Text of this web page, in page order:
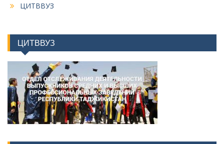
ЦИТВВУЗ
ЦИТВВУЗ